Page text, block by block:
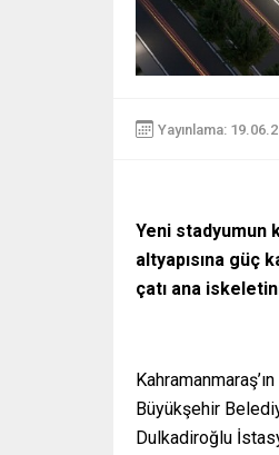
Yayınlama:
Yeni stadyumun
altyapısına güç
çatı ana
Büyükşehir
Dulkadiroğlu